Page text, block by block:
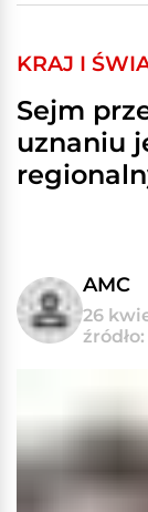
KRAJ I
Sejm
uznaniu
AMC
26